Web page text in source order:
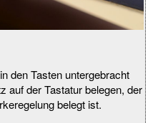
den Tasten untergebracht
auf der Tastatur belegen, der
belegt ist.